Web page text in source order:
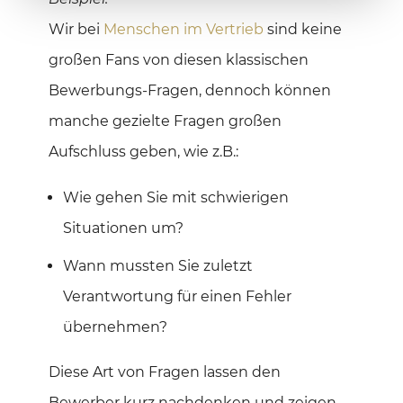
Wir bei Menschen im Vertrieb sind keine
großen Fans von diesen klassischen
Bewerbungs-Fragen, dennoch können
manche gezielte Fragen großen
Aufschluss geben, wie z.B.:
Wie gehen Sie mit schwierigen
Situationen um?
Wann mussten Sie zuletzt
Verantwortung für einen Fehler
übernehmen?
Diese Art von Fragen lassen den